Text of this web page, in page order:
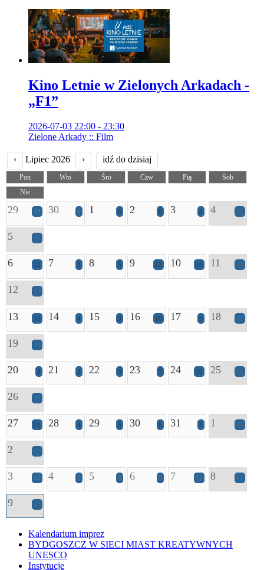
Kino Letnie w Zielonych Arkadach -
„F1”
2026-07-03 22:00 - 23:30
Zielone Arkady :: Film
‹ Lipiec 2026 › idź do dzisiaj
Pon Wto Śro Czw Pią
Sob
Nie
29 19 30 6 1 6 2 8 3 8 4 13
5 20
6 12 7 3 8 5 9 12 10 10 11 13
12 24
13 16 14 4 15 3 16 10 17 9 18 11
19 16
20 8 21 2 22 3 23 7 24 10 25 13
26 19
27 11 28 4 29 5 30 6 31 8 1 15
2 15
3 13 4 2 5 3 6 9 7 12 8 11
9 17
Kalendarium imprez
BYDGOSZCZ W SIECI MIAST KREATYWNYCH
UNESCO
Instytucje